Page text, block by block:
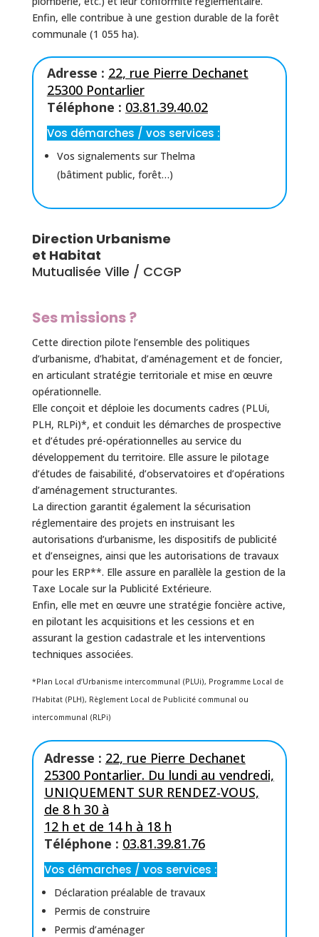
Enfin, elle contribue à une gestion durable de la forêt
communale (1 055 ha).
Adresse : 22, rue Pierre Dechanet
25300 Pontarlier
Téléphone : 03.81.39.40.02
Vos démarches / vos services :
Vos signalements sur Thelma
(bâtiment public, forêt…)
Direction Urbanisme
et Habitat
Mutualisée Ville / CCGP
Ses missions ?
Cette direction pilote l’ensemble des politiques
d’urbanisme, d’habitat, d’aménagement et de foncier,
en articulant stratégie territoriale et mise en œuvre
opérationnelle.
Elle conçoit et déploie les documents cadres (PLUi,
PLH, RLPi)*, et conduit les démarches de prospective
et d’études pré-opérationnelles au service du
développement du territoire. Elle assure le pilotage
d’études de faisabilité, d’observatoires et d’opérations
d’aménagement structurantes.
La direction garantit également la sécurisation
réglementaire des projets en instruisant les
autorisations d’urbanisme, les dispositifs de publicité
et d’enseignes, ainsi que les autorisations de travaux
pour les ERP**. Elle assure en parallèle la gestion de la
Taxe Locale sur la Publicité Extérieure.
Enfin, elle met en œuvre une stratégie foncière active,
en pilotant les acquisitions et les cessions et en
assurant la gestion cadastrale et les interventions
techniques associées.
*Plan Local d’Urbanisme intercommunal (PLUi), Programme Local de
l’Habitat (PLH), Règlement Local de Publicité communal ou
intercommunal (RLPi)
Adresse : 22, rue Pierre Dechanet
25300 Pontarlier. Du lundi au vendredi,
UNIQUEMENT SUR RENDEZ-VOUS,
de 8 h 30 à
12 h et de 14 h à 18 h
Téléphone : 03.81.39.81.76
Vos démarches / vos services :
Déclaration préalable de travaux
Permis de construire
Permis d’aménager